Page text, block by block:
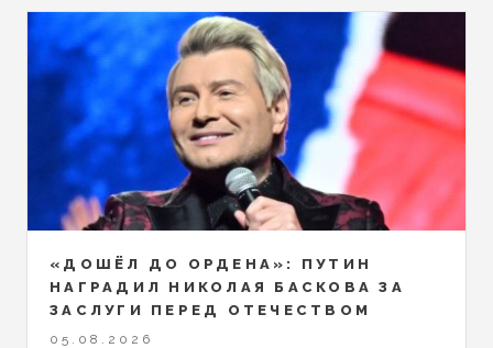
«ДОШЁЛ ДО ОРДЕНА»: ПУТИН
НАГРАДИЛ НИКОЛАЯ БАСКОВА ЗА
ЗАСЛУГИ ПЕРЕД ОТЕЧЕСТВОМ
05.08.2026